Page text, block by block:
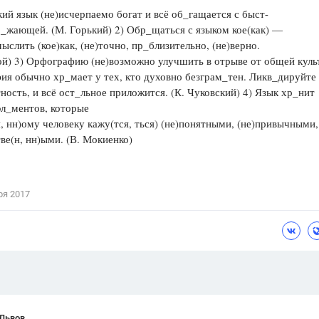
Цветков Л. А.
Психология
Отношения,Любовь,Красота,
ПОКАЗАТЬ ВСЕ
язык (не)исчерпаемо богат и всё об_гащается с быст-
(М. Горький) 2) Обр_щаться с языком кое(как) —
(кое)как, (не)точно, пр_близительно, (не)верно.
3) Орфографию (не)возможно улучшить в отрыве от общей
обычно хр_мает у тех, кто духовно безграм_тен. Ликв_дируйте
и всё ост_льное приложится. (К. Чуковский) 4) Язык хр_нит
которые
нн)ому человеку кажу(тся, ться) (не)понятными, (не)привычными,
нн)ыми. (В. Мокиенко)
2017